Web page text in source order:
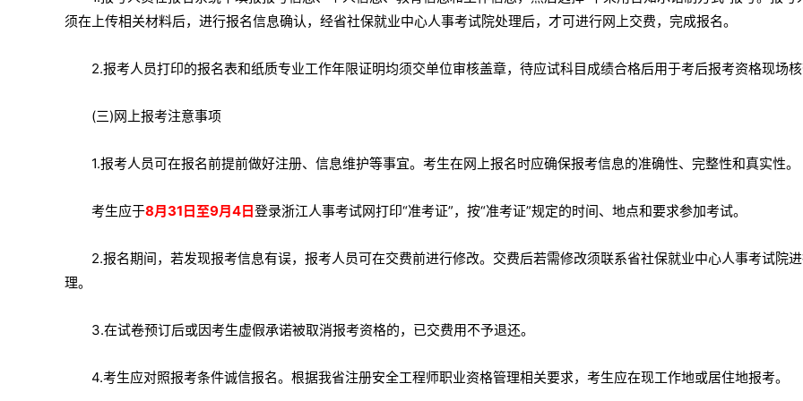
须在上传相关材料后，进行报名信息确认，经省社保就业中心人事考试院处理后，才可进行网上交费，完成报名。
2.报考人员打印的报名表和纸质专业工作年限证明均须交单位审核盖章，待应试科目成绩合格后用于考后报考资格现场核
(三)网上报考注意事项
1.报考人员可在报名前提前做好注册、信息维护等事宜。考生在网上报名时应确保报考信息的准确性、完整性和真实性。
考生应于8月31日至9月4日登录浙江人事考试网打印“准考证”，按“准考证”规定的时间、地点和要求参加考试。
2.报名期间，若发现报考信息有误，报考人员可在交费前进行修改。交费后若需修改须联系省社保就业中心人事考试院
理。
3.在试卷预订后或因考生虚假承诺被取消报考资格的，已交费用不予退还。
4.考生应对照报考条件诚信报名。根据我省注册安全工程师职业资格管理相关要求，考生应在现工作地或居住地报考。